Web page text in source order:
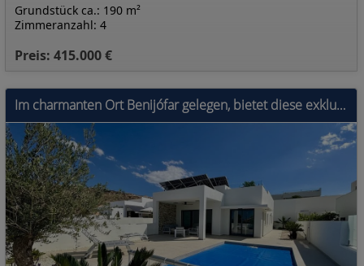
Preis: 415.000 €
Grundstück ca.: 190 m²
Zimmeranzahl: 4
Im charmanten Ort Benijófar gelegen, bietet diese exklusive Kollektion von 8 unabhängigen Häusern eine ideale Umgebung für diejenigen, die Ruhe und K